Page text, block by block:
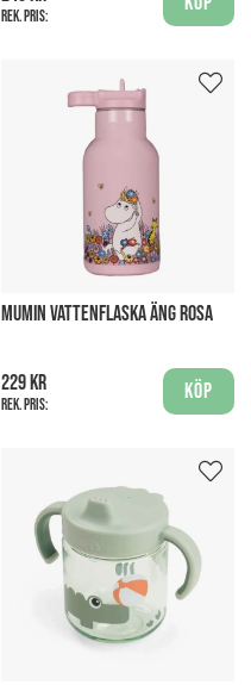
Rek. pris:
MUMIN VATTENFLASKA ÄNG ROSA
229 kr
Rek. pris:
Köp